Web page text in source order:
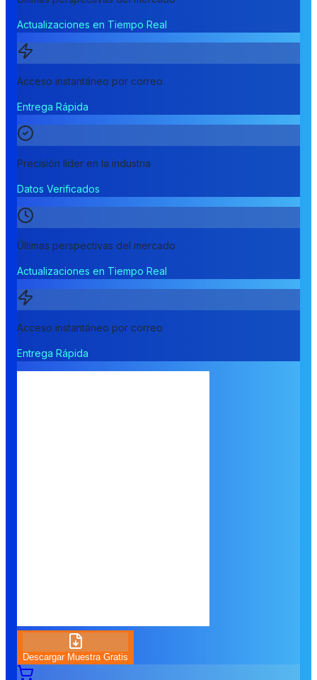
Actualizaciones en Tiempo Real
Acceso instantáneo por correo
Entrega Rápida
Precisión líder en la industria
Datos Verificados
Últimas perspectivas del mercado
Actualizaciones en Tiempo Real
Acceso instantáneo por correo
Entrega Rápida
Descargar Muestra Gratis